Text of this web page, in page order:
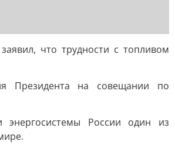
что трудности с топливом
Президента на совещании по
энергосистемы России один из